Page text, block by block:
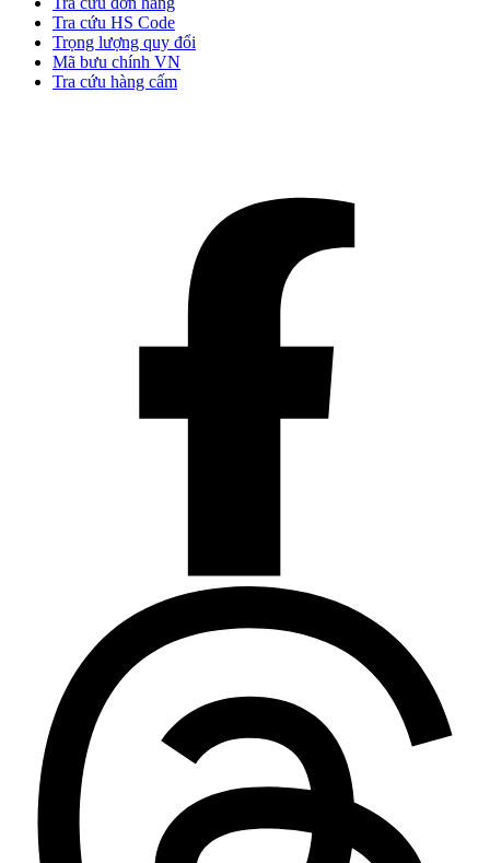
Tra cứu HS Code
Trọng lượng quy đổi
Mã bưu chính VN
Tra cứu hàng cấm